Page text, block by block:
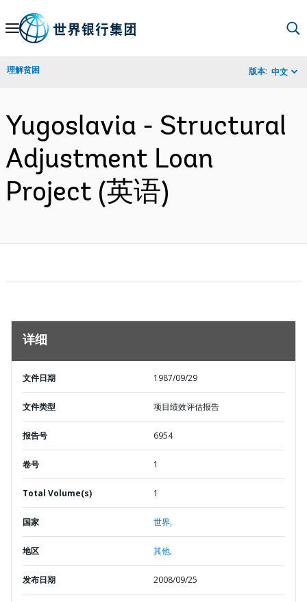
Skip
Navigation
理解贫困 版本: 中文
Yugoslavia - Structural
Adjustment Loan
Project (英语)
详细
文件日期 1987/09/29
文件类型 项目绩效评估报告
报告号 6954
卷号 1
Total Volume(s) 1
国家 世界,
地区 其他,
发布日期 2008/09/25